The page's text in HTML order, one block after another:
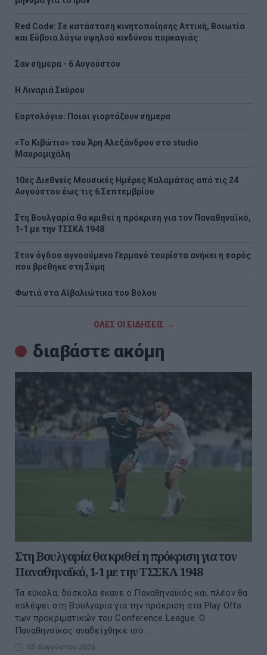
Red Code: Σε κατάσταση κινητοποίησης Αττική, Βοιωτία
και Εύβοια λόγω υψηλού κινδύνου πυρκαγιάς
Σαν σήμερα - 6 Αυγούστου
H Λιναριά Σκύρου
Εορτολόγιο: Ποιοι γιορτάζουν σήμερα
«Το Κιβώτιο» του Άρη Αλεξάνδρου στο studio
Μαυρομιχάλη
10ες Διεθνείς Μουσικές Ημέρες Καλαμάτας από τις 24
Αυγούστου έως τις 6 Σεπτεμβρίου
Στη Βουλγαρία θα κριθεί η πρόκριση για τον Παναθηναϊκό,
1-1 με την ΤΣΣΚΑ 1948
Στον όγδοο αγνοούμενο Γερμανό τουρίστα ανήκει η σορός
που βρέθηκε στη Σύμη
Φωτιά στα Αϊβαλιώτικα του Βόλου
ΟΛΕΣ ΟΙ ΕΙΔΗΣΕΙΣ →
διαβάστε ακόμη
Στη Βουλγαρία θα κριθεί η πρόκριση για τον
Παναθηναϊκό, 1-1 με την ΤΣΣΚΑ 1948
Τα εύκολα, δύσκολα έκανε ο Παναθηναϊκός και πλέον θα
παλέψει στη Βουλγαρία για την πρόκριση στα Play Offs
των προκριματικών του Conference League. O
Παναθηναϊκός αναδείχθηκε ισό...
05 Αυγούστου 2026